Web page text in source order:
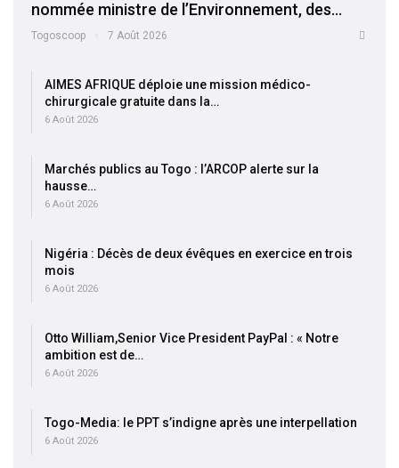
nommée ministre de l’Environnement, des…
Togoscoop 7 Août 2026
AIMES AFRIQUE déploie une mission médico-
chirurgicale gratuite dans la…
6 Août 2026
Marchés publics au Togo : l’ARCOP alerte sur la
hausse…
6 Août 2026
Nigéria : Décès de deux évêques en exercice en trois
mois
6 Août 2026
Otto William,Senior Vice President PayPal : « Notre
ambition est de…
6 Août 2026
Togo-Media: le PPT s’indigne après une interpellation
6 Août 2026